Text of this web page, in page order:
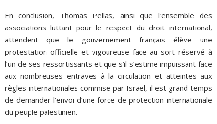
En conclusion, Thomas Pellas, ainsi que l’ensemble des
associations luttant pour le respect du droit international,
attendent que le gouvernement français élève une
protestation officielle et vigoureuse face au sort réservé à
l’un de ses ressortissants et que s’il s’estime impuissant face
aux nombreuses entraves à la circulation et atteintes aux
règles internationales commise par Israël, il est grand temps
de demander l’envoi d’une force de protection internationale
du peuple palestinien.